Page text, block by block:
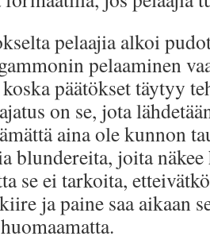
pelaajia alkoi
pelaaminen
päätökset täytyy
on se, jota
aina ole kunnon
blundereita, joita
se ei tarkoita,
ja paine saa aikaan